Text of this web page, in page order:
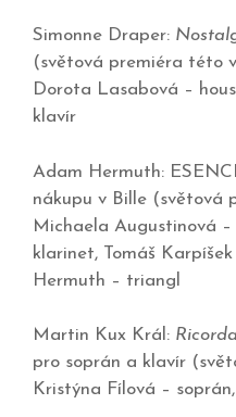
Simonne Draper:
(světová premiéra této
Dorota Lasabová –
klavír
Adam Hermuth:
nákupu v Bille (světová
Michaela Augustinová
klarinet, Tomáš
Hermuth – triangl
Martin Kux Král:
pro soprán a klavír
Kristýna Fílová –